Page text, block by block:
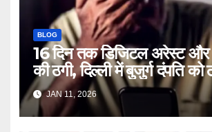
BLOG
16 दिन तक डिजिटल अरेस्ट और
की ठगी, दिल्ली में बुजुर्ग दंपति को
लगाया चूना – Delhi
elderly couple digital
duped crores ntc
JAN 11, 2026